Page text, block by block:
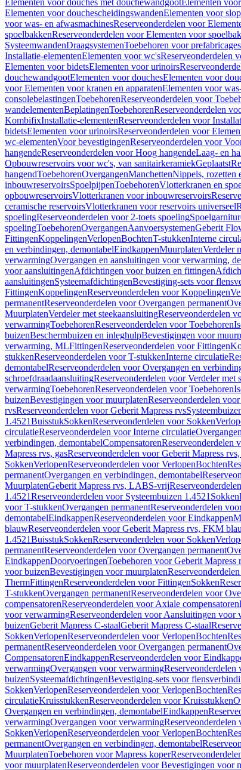
Elementen voor douches met douchewandgootElementen
Elementen voor douchescheidingswandenElementen voor
voor was- en afwasmachinesReserveonderdelen voor
spoelbakkenReserveonderdelen voor Elementen voor
SysteemwandenDraagsystemenToebehoren voor prefabricages
Installatie-elementenElementen voor wc'sReserveonderdelen
Elementen voor bidetsElementen voor urinoirs
douchewandgootElementen voor douchesElementen voor
voor Elementen voor kranen en apparatenElementen voor
consolebelastingenToebehorenReserveonderdelen voor
wandelementenBeplatingenToebehorenReserveonderdelen
KombifixInstallatie-elementenReserveonderdelen voor
bidetsElementen voor urinoirsReserveonderdelen voor
wc-elementenVoor bevestigingenReserveonderdelen voor
hangendeReserveonderdelen voor Hoog hangendeLaag- en
Opbouwreservoirs voor wc's, van sanitairkeramiekGeplaatst
hangendToebehorenOvergangenManchettenNippels, rozetten
inbouwreservoirsSpoelpijpenToebehorenVlotterkranen en
opbouwreservoirsVlotterkranen voor inbouwreservoirs
ceramische reservoirsVlotterkranen voor reservoirs universeel
spoelingReserveonderdelen voor 2-toets spoeling
spoelingToebehorenOvergangenAanvoersystemenGeberit
FittingenKoppelingenVerlopenBochtenT-stukkenInterne
en verbindingen, demontabelEindkappenMuurplatenVerdeler
verwarmingOvergangen en aansluitingen voor verwarming,
voor aansluitingenAfdichtingen voor buizen en fittingen
aansluitingenSysteemafdichtingenBevestiging-sets voor
FittingenKoppelingenReserveonderdelen voor Koppelingen
permanentReserveonderdelen voor Overgangen permanent
MuurplatenVerdeler met steekaansluitingReserveonderdelen
verwarmingToebehorenReserveonderdelen voor Toebehoren
buizenBeschermbuizen en inleghulpBevestigingen voor
verwarming, MLFittingenReserveonderdelen voor Fittingen
stukkenReserveonderdelen voor T-stukkenInterne circulatie
demontabelReserveonderdelen voor Overgangen en
schroefdraadaansluitingReserveonderdelen voor Verdeler met
verwarmingToebehorenReserveonderdelen voor Toebehoren
buizenBevestigingen voor muurplatenReserveonderdelen
rvsReserveonderdelen voor Geberit Mapress rvs
1.4521BuisstukSokkenReserveonderdelen voor Sokken
circulatieReserveonderdelen voor Interne circulatie
verbindingen, demontabelCompensatorenReserveonderdelen
Mapress rvs, gasReserveonderdelen voor Geberit Mapress rvs,
SokkenVerlopenReserveonderdelen voor VerlopenBochten
permanentOvergangen en verbindingen, demontabel
MuurplatenGeberit Mapress rvs, LABS-vrij
1.4521Reserveonderdelen voor Systeembuizen 1.4521 Sokken
voor T-stukkenOvergangen permanentReserveonderdelen
demontabelEindkappenReserveonderdelen voor Eindkappen
blauwReserveonderdelen voor Geberit Mapress rvs, FKM
1.4521BuisstukSokkenReserveonderdelen voor Sokken
permanentReserveonderdelen voor Overgangen permanent
EindkappenDoorvoeringenToebehoren voor Geberit Mapress
voor buizenBevestigingen voor muurplaten
ThermFittingenReserveonderdelen voor FittingenSokken
T-stukkenOvergangen permanentReserveonderdelen voor
compensatorenReserveonderdelen voor Axiale compensatoren
voor verwarmingReserveonderdelen voor Aansluitingen voor
buizenGeberit Mapress C-staalGeberit Mapress C-staal
SokkenVerlopenReserveonderdelen voor VerlopenBochten
permanentReserveonderdelen voor Overgangen permanent
CompensatorenEindkappenReserveonderdelen voor
verwarmingOvergangen voor verwarming
buizenSysteemafdichtingenBevestiging-sets voor
SokkenVerlopenReserveonderdelen voor VerlopenBochten
circulatieKruisstukkenReserveonderdelen voor Kruisstukken
Overgangen en verbindingen, demontabelEindkappen
verwarmingOvergangen voor verwarming
SokkenVerlopenReserveonderdelen voor VerlopenBochten
permanentOvergangen en verbindingen, demontabel
MuurplatenToebehoren voor Mapress koper
voor muurplatenReserveonderdelen voor Bevestigingen voor